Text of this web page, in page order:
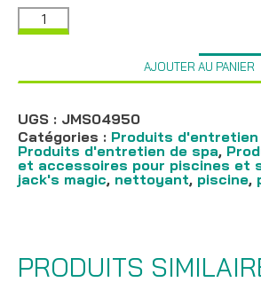
quantité
de
d'eau
de
tuiles
Jack’s
Magic
AJOUTER AU PANIER
UGS : JMS04950
Catégories : Produits d'entretien
Produits d'entretien de spa,
et accessoires pour piscines et
jack's magic, nettoyant, piscine,
PRODUITS